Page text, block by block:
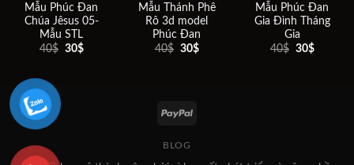
Mẫu Phúc Đan
Chúa Jêsus 05-
Mẫu STL
40$ Giá
30$Giá
Mẫu Thánh Phê
Rô 3d model
Phúc Đan
40$ Giá
30$Giá
Mẫu Phúc Đan
Gia Đình Tháng
Gia
40$ Giá
30$Giá
BLOG